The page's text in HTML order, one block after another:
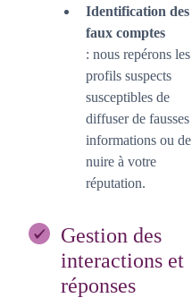
Identification des
faux comptes
: nous repérons les
profils suspects
susceptibles de
diffuser de fausses
informations ou de
nuire à votre
réputation.
Gestion des
interactions et
réponses